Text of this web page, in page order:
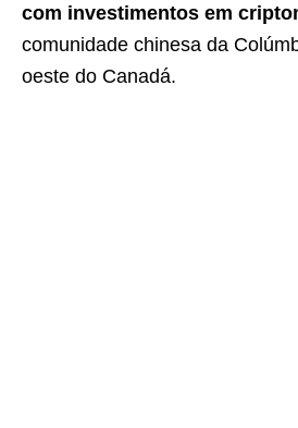
com investimentos em
comunidade chinesa da
oeste do Canadá.